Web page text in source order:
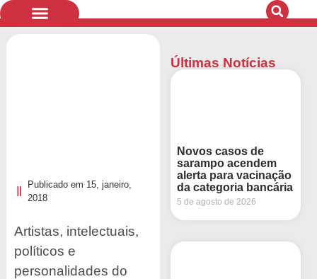
Publicado em 15, janeiro,
2018
Artistas, intelectuais,
políticos e
personalidades do
Últimas Notícias
Novos casos de
sarampo acendem
alerta para vacinação
da categoria bancária
5 de agosto de 2026